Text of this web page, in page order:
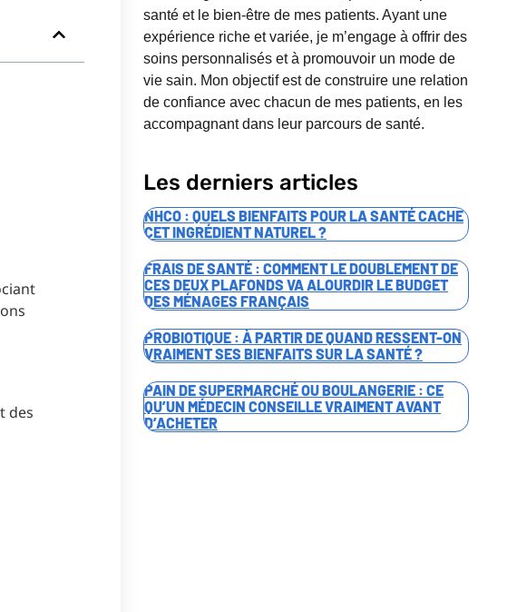
des
santé et le bien-être de mes patients. Ayant une
expérience riche et variée, je m’engage à offrir des
soins personnalisés et à promouvoir un mode de
vie sain. Mon objectif est de construire une relation
de confiance avec chacun de mes patients, en les
accompagnant dans leur parcours de santé.
Les derniers articles
NHCO : QUELS BIENFAITS POUR LA SANTÉ CACHE
CET INGRÉDIENT NATUREL ?
FRAIS DE SANTÉ : COMMENT LE DOUBLEMENT DE
CES DEUX PLAFONDS VA ALOURDIR LE BUDGET
DES MÉNAGES FRANÇAIS
PROBIOTIQUE : À PARTIR DE QUAND RESSENT-ON
VRAIMENT SES BIENFAITS SUR LA SANTÉ ?
PAIN DE SUPERMARCHÉ OU BOULANGERIE : CE
QU’UN MÉDECIN CONSEILLE VRAIMENT AVANT
D’ACHETER